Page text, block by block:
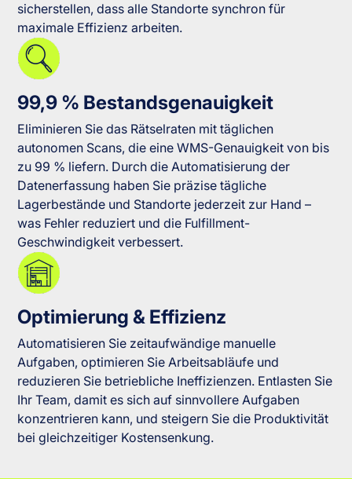
sicherstellen, dass alle Standorte synchron für
maximale Effizienz arbeiten.
99,9 % Bestandsgenauigkeit
Eliminieren Sie das Rätselraten mit täglichen
autonomen Scans, die eine WMS-Genauigkeit von bis
zu 99 % liefern. Durch die Automatisierung der
Datenerfassung haben Sie präzise tägliche
Lagerbestände und Standorte jederzeit zur Hand –
was Fehler reduziert und die Fulfillment-
Geschwindigkeit verbessert.
Optimierung & Effizienz
Automatisieren Sie zeitaufwändige manuelle
Aufgaben, optimieren Sie Arbeitsabläufe und
reduzieren Sie betriebliche Ineffizienzen. Entlasten Sie
Ihr Team, damit es sich auf sinnvollere Aufgaben
konzentrieren kann, und steigern Sie die Produktivität
bei gleichzeitiger Kostensenkung.